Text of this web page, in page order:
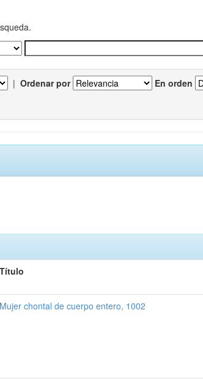
| Ordenar por En orden
Título
Mujer chontal de cuerpo entero, 1002